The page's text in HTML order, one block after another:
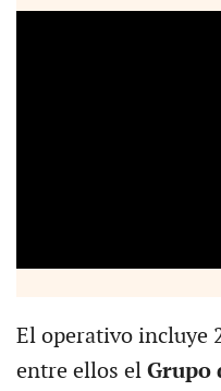
El operativo incluye
entre ellos el Grupo